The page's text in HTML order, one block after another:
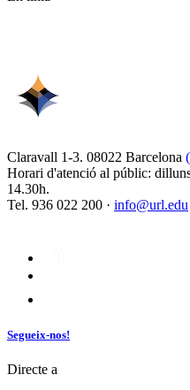
Claravall 1-3. 08022 Barcelona
Horari d'atenció al públic:
14.30h.
Tel. 936 022 200 · info@url.edu
Segueix-nos!
Directe a